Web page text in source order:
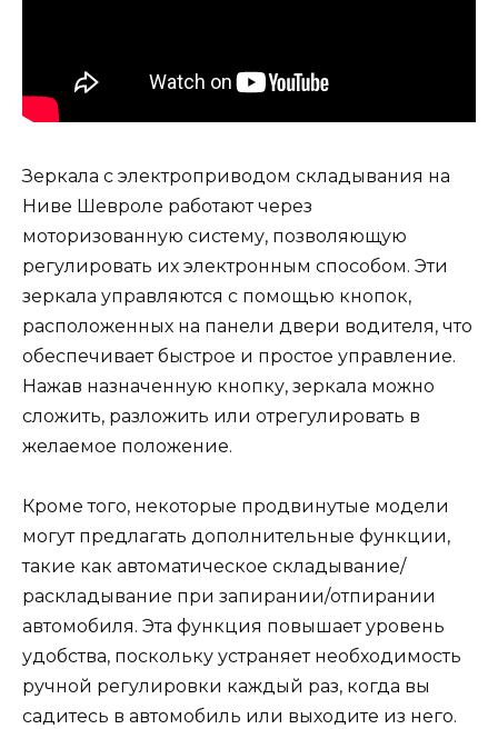
Зеркала с электроприводом складывания на
Ниве Шевроле работают через
моторизованную систему, позволяющую
регулировать их электронным способом. Эти
зеркала управляются с помощью кнопок,
расположенных на панели двери водителя, что
обеспечивает быстрое и простое управление.
Нажав назначенную кнопку, зеркала можно
сложить, разложить или отрегулировать в
желаемое положение.
Кроме того, некоторые продвинутые модели
могут предлагать дополнительные функции,
такие как автоматическое складывание/
раскладывание при запирании/отпирании
автомобиля. Эта функция повышает уровень
удобства, поскольку устраняет необходимость
ручной регулировки каждый раз, когда вы
садитесь в автомобиль или выходите из него.